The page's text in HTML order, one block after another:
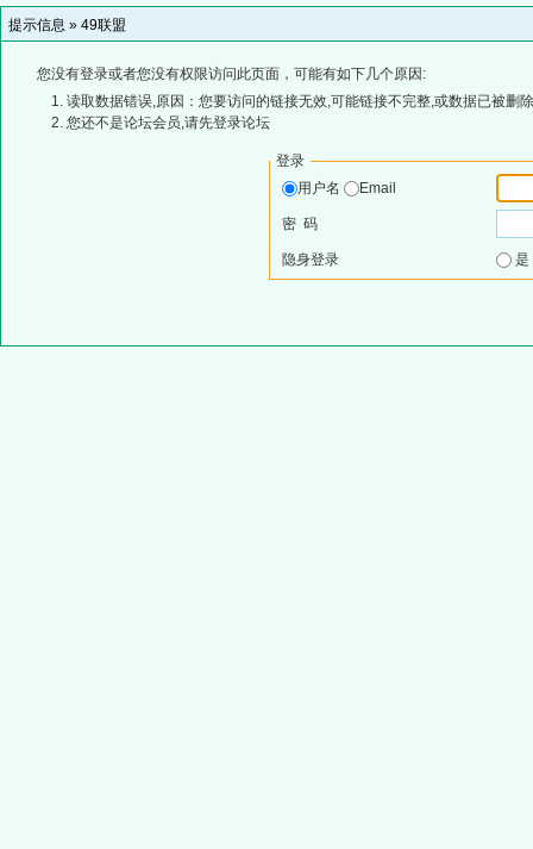
提示信息 » 49联盟
您没有登录或者您没有权限访问此页面，可能有如下几个原因:
读取数据错误,原因：您要访问的链接无效,可能链接不完整,或数据已被删
您还不是论坛会员,请先登录论坛
登录
用户名
Email
密 码
隐身登录